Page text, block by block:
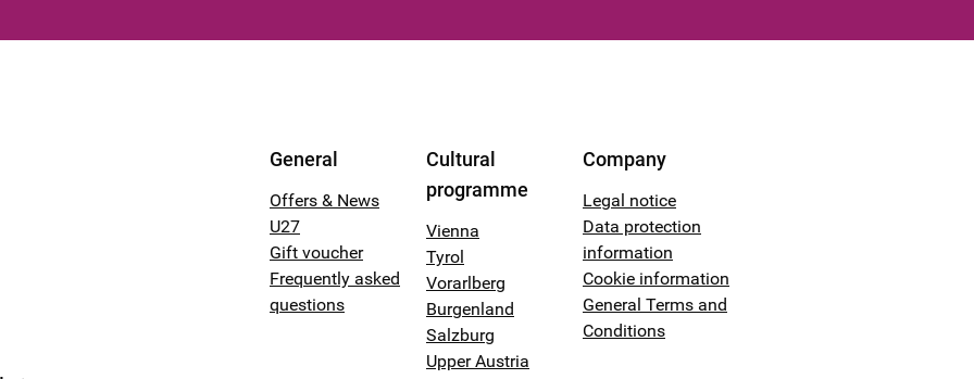
General
Offers & News
U27
Gift voucher
Frequently asked
questions
Cultural
programme
Vienna
Tyrol
Vorarlberg
Burgenland
Salzburg
Upper Austria
Company
Legal notice
Data protection
information
Cookie information
General Terms and
Conditions